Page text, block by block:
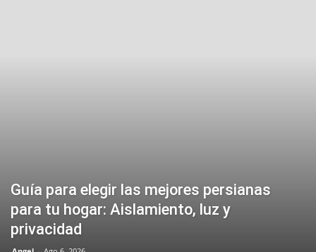
Guía para elegir las mejores persianas
para tu hogar: Aislamiento, luz y
privacidad